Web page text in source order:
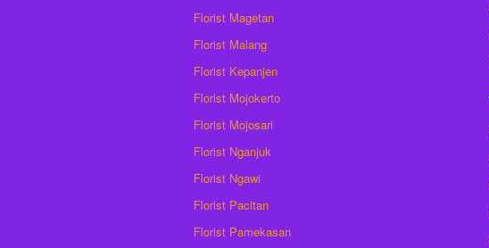
Florist Magetan
Florist Malang
Florist Kepanjen
Florist Mojokerto
Florist Mojosari
Florist Nganjuk
Florist Ngawi
Florist Pacitan
Florist Pamekasan